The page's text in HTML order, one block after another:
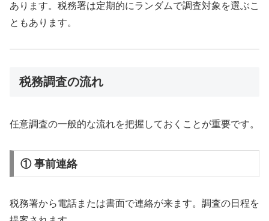
あります。税務署は定期的にランダムで調査対象を選ぶこ
ともあります。
税務調査の流れ
任意調査の一般的な流れを把握しておくことが重要です。
① 事前連絡
税務署から電話または書面で連絡が来ます。調査の日程を